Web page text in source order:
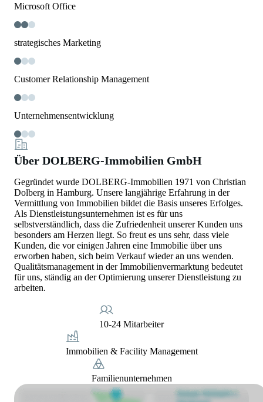
Microsoft Office
strategisches Marketing
Customer Relationship Management
Unternehmensentwicklung
Über DOLBERG-Immobilien GmbH
Gegründet wurde DOLBERG-Immobilien 1971 von Christian
Dolberg in Hamburg. Unsere langjährige Erfahrung in der
Vermittlung von Immobilien bildet die Basis unseres Erfolges.
Als Dienstleistungsunternehmen ist es für uns
selbstverständlich, dass die Zufriedenheit unserer Kunden uns
besonders am Herzen liegt. So freut es uns sehr, dass viele
Kunden, die vor einigen Jahren eine Immobilie über uns
erworben haben, sich beim Verkauf wieder an uns wenden.
Qualitätsmanagement in der Immobilienvermarktung bedeutet
für uns, ständig an der Optimierung unserer Dienstleistung zu
arbeiten.
10-24 Mitarbeiter
Immobilien & Facility Management
Familienunternehmen